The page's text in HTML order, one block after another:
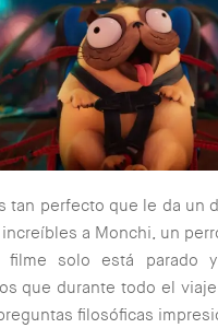
tan perfecto que le da un
a Monchi, un
filme solo está parado
que durante todo el
filosóficas